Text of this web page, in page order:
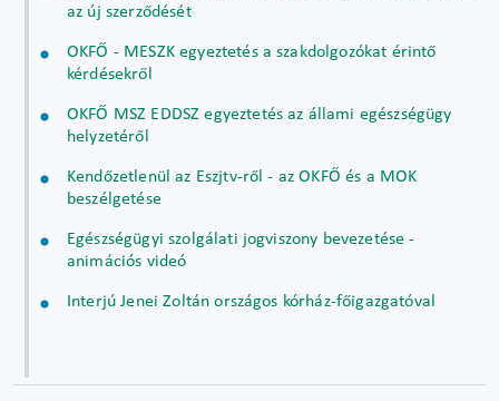
az új szerződését
OKFŐ - MESZK egyeztetés a szakdolgozókat érintő
kérdésekről
OKFŐ MSZ EDDSZ egyeztetés az állami egészségügy
helyzetéről
Kendőzetlenül az Eszjtv-ről - az OKFŐ és a MOK
beszélgetése
Egészségügyi szolgálati jogviszony bevezetése -
animációs videó
Interjú Jenei Zoltán országos kórház-főigazgatóval